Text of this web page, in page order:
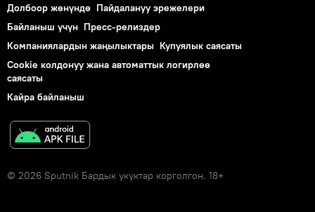
Долбоор жөнүндө Пайдалануу эрежелери
Байланыш үчүн Пресс-релиздер
Компаниялардын жаңылыктары Купуялык саясаты
Cookie колдонуу жана автоматтык логирлөө
саясаты
Кайра байланыш
© 2026 Sputnik Бардык укуктар корголгон. 18+